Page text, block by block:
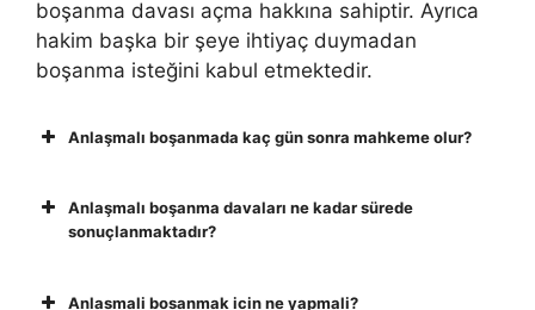
boşanma davası açma hakkına sahiptir. Ayrıca
hakim başka bir şeye ihtiyaç duymadan
boşanma isteğini kabul etmektedir.
Anlaşmalı boşanmada kaç gün sonra mahkeme olur?
Anlaşmalı boşanma davaları ne kadar sürede
sonuçlanmaktadır?
Anlasmali bosanmak icin ne yapmali?